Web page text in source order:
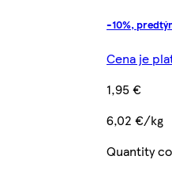
-10%,
Cena je
1,95 €
6,02 €/kg
Quantity